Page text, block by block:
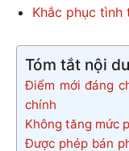
Khắc phục
Tóm tắt nội
Điểm mới đáng
chính
Không tăng mức
Được phép bán